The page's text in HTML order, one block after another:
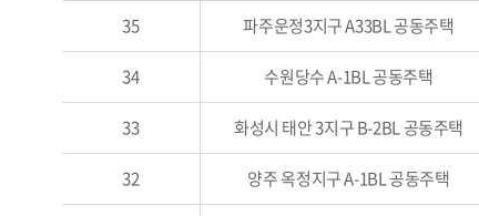
35 파주운정3지구 A33BL 공동주택
34 수원당수 A-1BL 공동주택
33 화성시 태안 3지구 B-2BL 공동주택
32 양주 옥정지구 A-1BL 공동주택